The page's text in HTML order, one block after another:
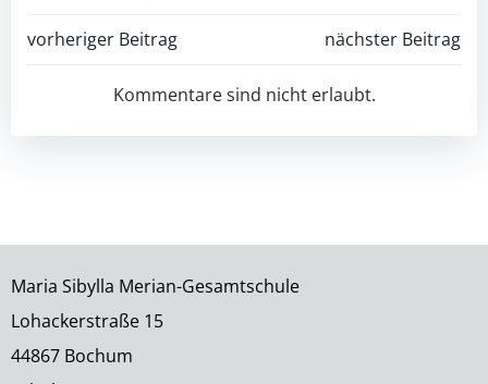
Post
navigation
vorheriger Beitrag
Post
navigation
nächster Beitrag
Kommentare sind nicht erlaubt.
Maria Sibylla Merian-Gesamtschule
Lohackerstraße 15
44867 Bochum